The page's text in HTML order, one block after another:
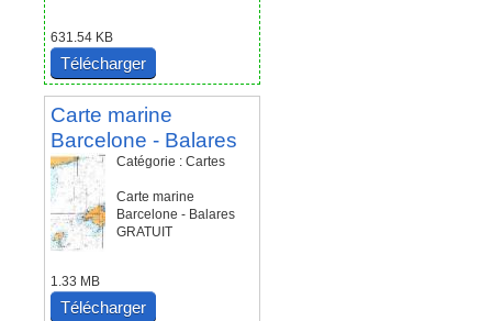
631.54 KB
Télécharger
Carte marine
Barcelone - Balares
Catégorie : Cartes
Carte marine
Barcelone - Balares
GRATUIT
1.33 MB
Télécharger